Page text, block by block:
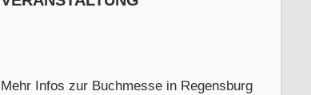
Mehr Infos zur Buchmesse in Regensburg